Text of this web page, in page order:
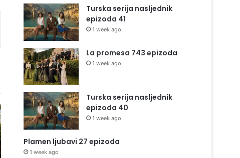
Turska serija nasljednik
epizoda 41
1 week ago
La promesa 743 epizoda
1 week ago
Turska serija nasljednik
epizoda 40
1 week ago
Plamen ljubavi 27 epizoda
1 week ago